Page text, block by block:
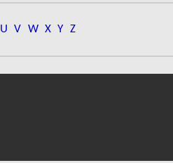
U V W X Y Z